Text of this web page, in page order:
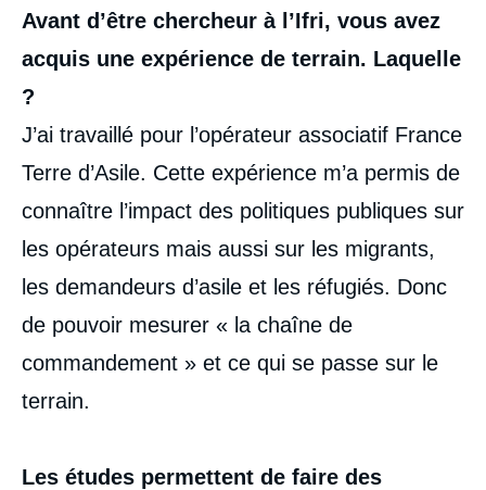
Contenu
intervention
médiatique
Avant d’être chercheur à l’Ifri, vous avez
acquis une expérience de terrain. Laquelle
?
J’ai travaillé pour l’opérateur associatif France
Terre d’Asile. Cette expérience m’a permis de
connaître l’impact des politiques publiques sur
les opérateurs mais aussi sur les migrants,
les demandeurs d’asile et les réfugiés. Donc
de pouvoir mesurer « la chaîne de
commandement » et ce qui se passe sur le
terrain.
Les études permettent de faire des